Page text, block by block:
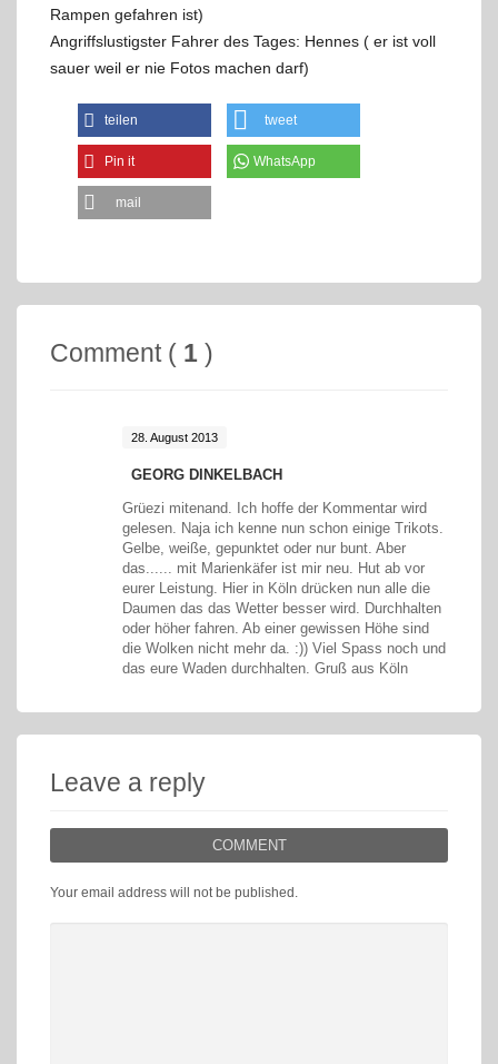
Rampen gefahren ist)
Angriffslustigster Fahrer des Tages: Hennes ( er ist voll
sauer weil er nie Fotos machen darf)
teilen tweet
Pin it WhatsApp
mail
Comment ( 1 )
28. August 2013
GEORG DINKELBACH
Grüezi mitenand. Ich hoffe der Kommentar wird
gelesen. Naja ich kenne nun schon einige Trikots.
Gelbe, weiße, gepunktet oder nur bunt. Aber
das...... mit Marienkäfer ist mir neu. Hut ab vor
eurer Leistung. Hier in Köln drücken nun alle die
Daumen das das Wetter besser wird. Durchhalten
oder höher fahren. Ab einer gewissen Höhe sind
die Wolken nicht mehr da. :)) Viel Spass noch und
das eure Waden durchhalten. Gruß aus Köln
Leave a reply
COMMENT
Your email address will not be published.